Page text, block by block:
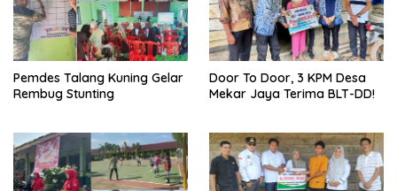
Pemdes Talang Kuning Gelar
Rembug Stunting
Door To Door, 3 KPM Desa
Mekar Jaya Terima BLT-DD!